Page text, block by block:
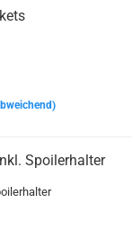
Spoilerhalter